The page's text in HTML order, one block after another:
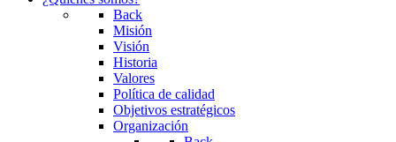
Back
Misión
Visión
Historia
Valores
Política de calidad
Objetivos estratégicos
Organización